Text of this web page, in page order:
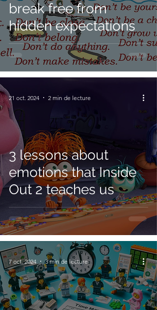
break free from
hidden expectations
3 lessons about
emotions that Inside
Out 2 teaches us
21 oct. 2024 2 min de lecture
7 oct. 2024 3 min de lecture